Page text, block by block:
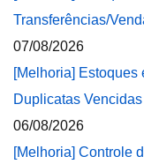
Transferências/
07/08/2026
[Melhoria] Estoques
Duplicatas
06/08/2026
[Melhoria] Controle